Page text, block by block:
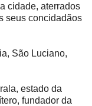
cidade, aterrados
seus concidadãos
São Luciano,
estado da
fundador da